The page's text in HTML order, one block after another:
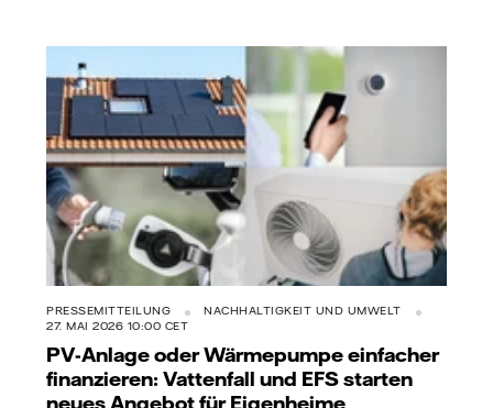
PRESSEMITTEILUNG
NACHHALTIGKEIT UND UMWELT
27. MAI 2026 10:00 CET
PV-Anlage oder Wärmepumpe einfacher
finanzieren: Vattenfall und EFS starten
neues Angebot für Eigenheime